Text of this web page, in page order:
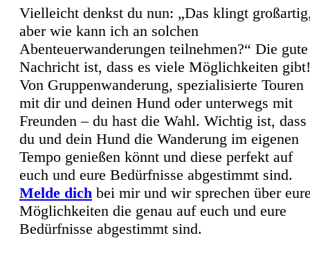
Vielleicht denkst du nun: „Das klingt
aber wie kann ich an solchen
Abenteuerwanderungen teilnehmen?“ Die gute
Nachricht ist, dass es viele Möglichkeiten gibt!
Von Gruppenwanderung, spezialisierte Touren
mit dir und deinen Hund oder unterwegs mit
Freunden – du hast die Wahl. Wichtig ist, dass
du und dein Hund die Wanderung im eigenen
Tempo genießen könnt und diese perfekt auf
euch und eure Bedürfnisse abgestimmt sind.
Melde dich bei mir und wir sprechen über
Möglichkeiten die genau auf euch und eure
Bedürfnisse abgestimmt sind.